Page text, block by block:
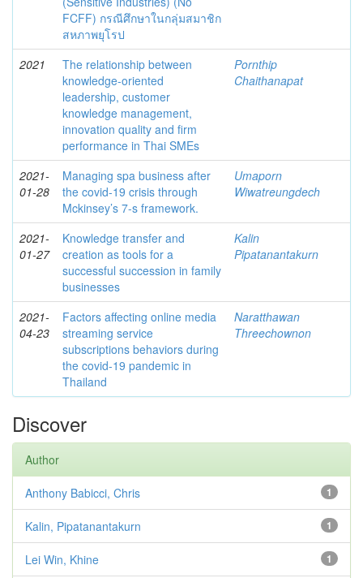
FCFF) กรณีศึกษาในกลุ่มสมาชิก
สหภาพยุโรป
2021
The relationship between
knowledge-oriented
leadership, customer
knowledge management,
innovation quality and firm
performance in Thai SMEs
Pornthip
Chaithanapat
2021-
01-28
Managing spa business after
the covid-19 crisis through
Mckinsey’s 7-s framework.
Umaporn
Wiwatreungdech
2021-
01-27
Knowledge transfer and
creation as tools for a
successful succession in family
businesses
Kalin
Pipatanantakurn
2021-
04-23
Factors affecting online media
streaming service
subscriptions behaviors during
the covid-19 pandemic in
Thailand
Naratthawan
Threechownon
Discover
Author
1
Anthony Babicci, Chris
1
Kalin, Pipatanantakurn
1
Lei Win, Khine